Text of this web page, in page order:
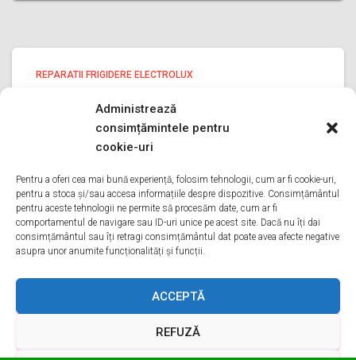
Administrează
consimțămintele pentru
cookie-uri
Pentru a oferi cea mai bună experiență, folosim tehnologii, cum ar fi cookie-uri,
pentru a stoca și/sau accesa informațiile despre dispozitive. Consimțământul
pentru aceste tehnologii ne permite să procesăm date, cum ar fi
comportamentul de navigare sau ID-uri unice pe acest site. Dacă nu îți dai
consimțământul sau îți retragi consimțământul dat poate avea afecte negative
asupra unor anumite funcționalități și funcții.
ACCEPTĂ
REFUZĂ
REPARATII FRIGIDERE ELECTROLUX
reparatii frigidere Electrolux ILFOV
reparatii frigidere Electrolux ILFOV Bine ati venit pe pagina
noastra de reparatii frigidere Electrolux ILFOV Aveti o
faceti este sa ne sunati va oferim reparatii in
Citește mai mult
DESPRE NOI SERVICII
GDPR TERMENI ȘI CONDIȚII